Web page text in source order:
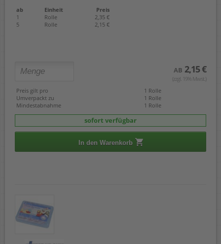
ab Einheit
Preis
1
Rolle
2,35 €
5
Rolle 2,15 €
AB 2,15 €
(zzgl. 19% Mwst.)
Preis gilt pro
1 Rolle
Umverpackt zu
1 Rolle
Mindestabnahme
1 Rolle
sofort verfügbar
In den Warenkorb